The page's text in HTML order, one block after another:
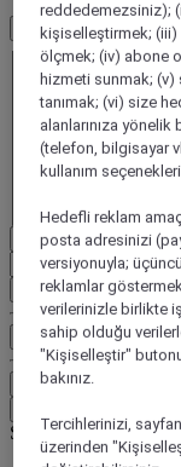
1 Oda - 1 Misafir
Oda 1
Oda 1
Yetişkin
- Bir yetişkin çıkarın
+Bir yetişkin ekle
Çocuk(lar)
Oda ekle
Ek arama kriterleri, örn
Ara
Skip search by
reddedemezsiniz);
kişiselleştirmek; (iii)
ölçmek; (iv) abone
hizmeti sunmak;
tanımak; (vi) size
alanlarınıza
(telefon, bilgisayar
kullanım
Hedefli reklam
posta adresinizi
versiyonuyla;
reklamlar
verilerinizle birlikte
sahip olduğu
"Kişiselleştir"
bakınız.
Tercihlerinizi,
üzerinden